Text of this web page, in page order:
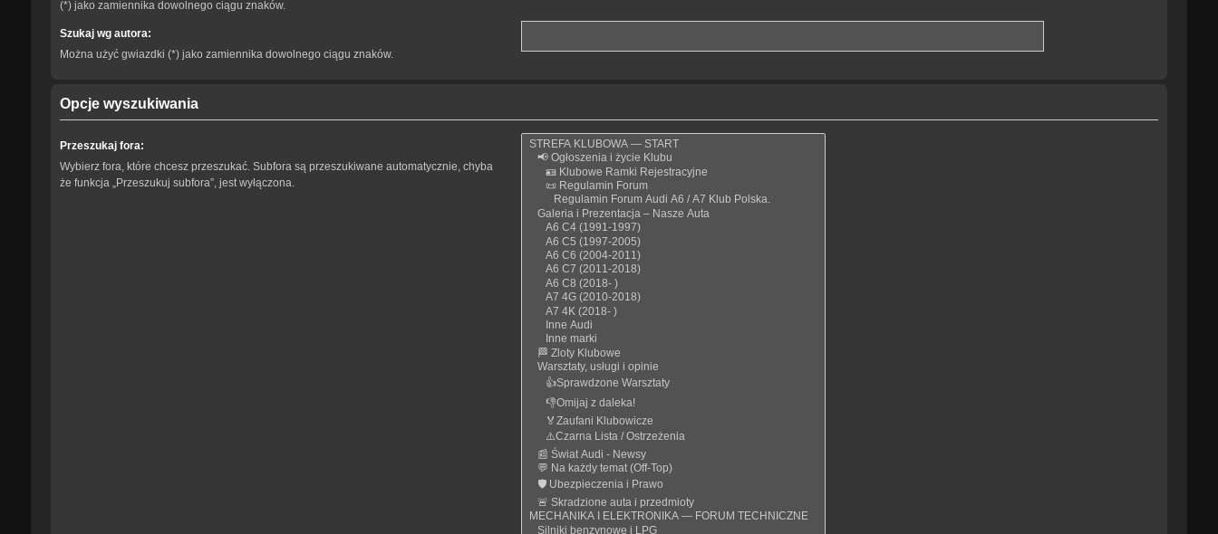
(*) jako zamiennika dowolnego ciągu znaków.
Szukaj wg autora:
Można użyć gwiazdki (*) jako zamiennika dowolnego ciągu znaków.
Opcje wyszukiwania
Przeszukaj fora:
Wybierz fora, które chcesz przeszukać. Subfora są przeszukiwane automatycznie, chyba
że funkcja „Przeszukuj subfora”, jest wyłączona.